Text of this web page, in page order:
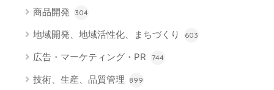
商品開発 304
地域開発、地域活性化、まちづくり 603
広告・マーケティング・PR 744
技術、生産、品質管理 899